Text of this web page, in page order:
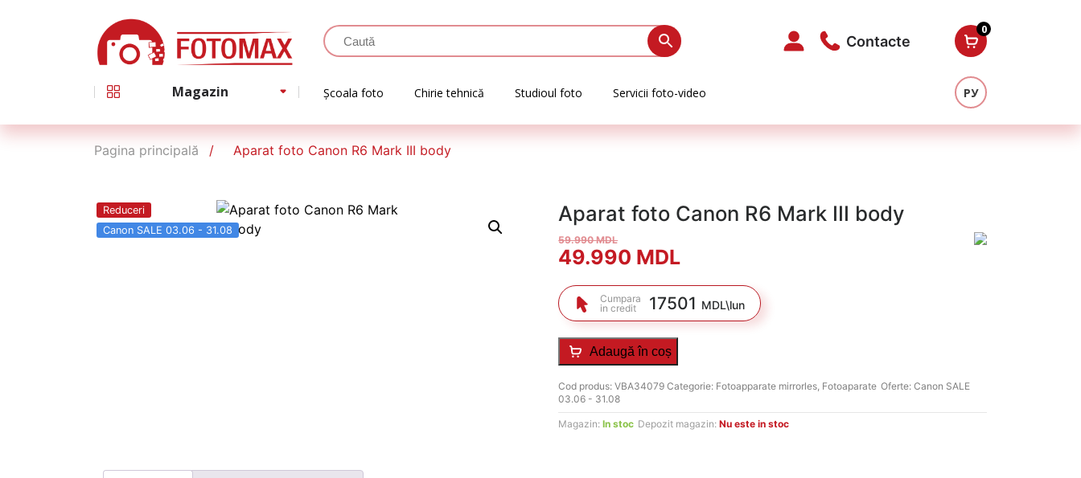
Contacte
0
Magazin Școala foto Chirie tehnică Studioul foto Servicii foto-video РУ
Pagina principală Aparat foto Canon R6 Mark III body
Reduceri
Canon SALE 03.06 - 31.08
Aparat foto Canon R6 Mark III body
59.990MDL
Prețul
inițial
a
fost:
49.990 MDLPrețul
curent
este:
Cumpara
in credit
17501 MDL\lun
Adaugă în coș
Cod produs:VBA34079Categorie: Fotoapparate mirrorles, Fotoaparate Oferte:Canon SALE
03.06 - 31.08
Magazin:In stoc Depozit magazin:Nu este in stoc